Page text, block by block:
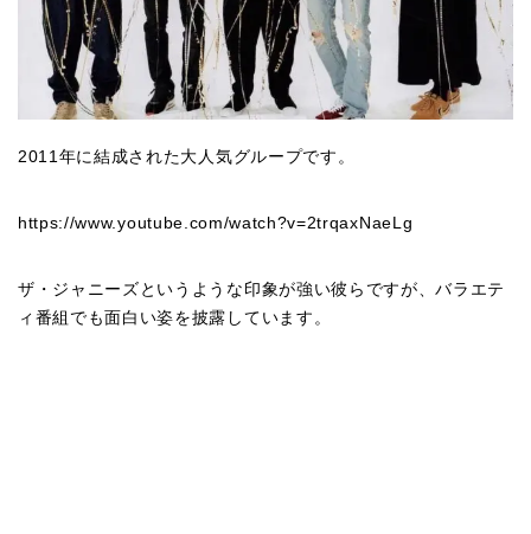
2011年に結成された大人気グループです。
https://www.youtube.com/watch?v=2trqaxNaeLg
ザ・ジャニーズというような印象が強い彼らですが、バラエテ
ィ番組でも面白い姿を披露しています。